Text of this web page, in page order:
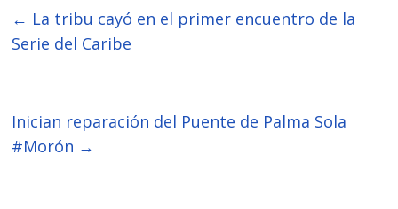
← La tribu cayó en el primer encuentro de la
Serie del Caribe
Inician reparación del Puente de Palma Sola
#Morón →